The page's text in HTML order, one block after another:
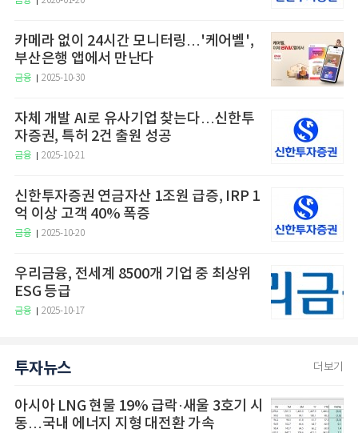
카메라 없이 24시간 모니터링…'케어벨',
부산은행 앱에서 만난다
금융 2025-10-30
자체 개발 AI로 유사기업 찾는다…신한투
자증권, 특허 2건 출원 성공
금융 2025-10-21
신한투자증권 연금자산 1조원 급증, IRP 1
억 이상 고객 40% 폭증
금융 2025-10-20
우리금융, 전세계 8500개 기업 중 최상위
ESG 등급
금융 2025-10-17
투자뉴스 더보기
아시아 LNG 현물 19% 급락·새울 3호기 시
동…국내 에너지 지형 대전환 가속